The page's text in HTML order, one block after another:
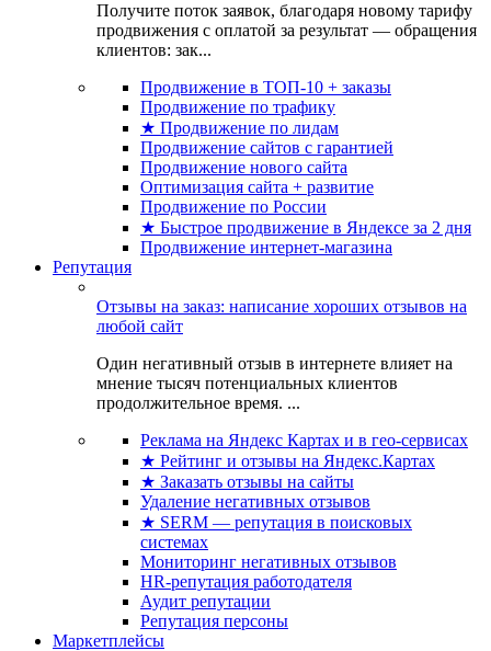
Получите поток заявок, благодаря новому тарифу
продвижения с оплатой за результат — обращения
клиентов: зак...
Продвижение в ТОП-10 + заказы
Продвижение по трафику
★ Продвижение по лидам
Продвижение сайтов с гарантией
Продвижение нового сайта
Оптимизация сайта + развитие
Продвижение по России
★ Быстрое продвижение в Яндексе за 2 дня
Продвижение интернет-магазина
Репутация
Отзывы на заказ: написание хороших отзывов на
любой сайт
Один негативный отзыв в интернете влияет на
мнение тысяч потенциальных клиентов
продолжительное время. ...
Реклама на Яндекс Картах и в гео-сервисах
★ Рейтинг и отзывы на Яндекс.Картах
★ Заказать отзывы на сайты
Удаление негативных отзывов
★ SERM — репутация в поисковых
системах
Мониторинг негативных отзывов
HR-репутация работодателя
Аудит репутации
Репутация персоны
Маркетплейсы